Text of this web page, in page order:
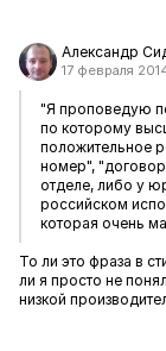
Александр
17 февраля
"Я проповедую
по которому
положительное
номер",
отделе, либо у
российском
которая очень
То ли это фраза в
ли я просто не
низкой